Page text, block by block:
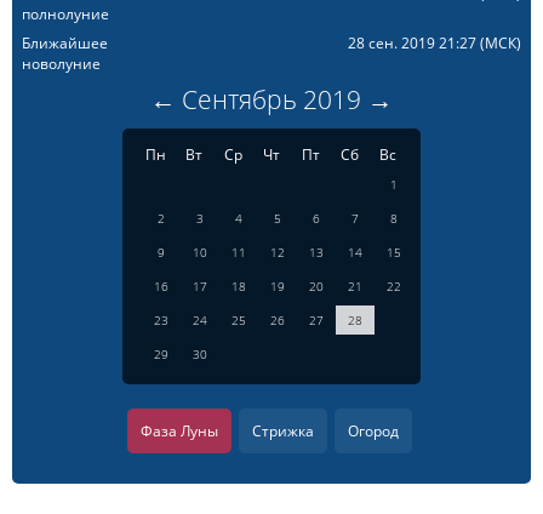
полнолуние
Ближайшее
новолуние
28 сен. 2019 21:27(МСК)
← Сентябрь 2019 →
Пн Вт Ср Чт Пт Сб Вс
1
2
3 4 5 6 7
8
9
10 11 12 13 14
15
16
17 18 19 20 21
22
23
24 25 26 27
28
29
30
Фаза Луны Стрижка Огород